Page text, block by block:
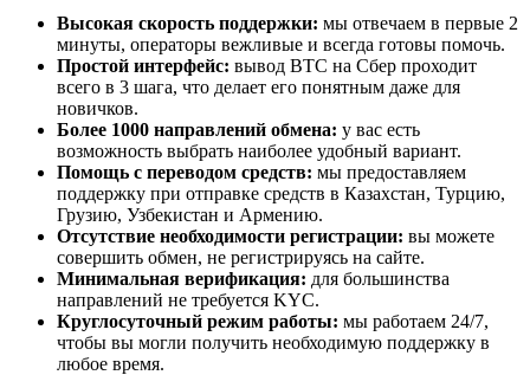
Высокая скорость поддержки: мы отвечаем в первые 2
минуты, операторы вежливые и всегда готовы помочь.
Простой интерфейс: вывод BTC на Сбер проходит
всего в 3 шага, что делает его понятным даже для
новичков.
Более 1000 направлений обмена: у вас есть
возможность выбрать наиболее удобный вариант.
Помощь с переводом средств: мы предоставляем
поддержку при отправке средств в Казахстан, Турцию,
Грузию, Узбекистан и Армению.
Отсутствие необходимости регистрации: вы можете
совершить обмен, не регистрируясь на сайте.
Минимальная верификация: для большинства
направлений не требуется KYC.
Круглосуточный режим работы: мы работаем 24/7,
чтобы вы могли получить необходимую поддержку в
любое время.